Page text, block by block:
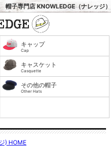
帽子専門店 KNOWLEDGE（ナレッジ）
キャップ
Cap
キャスケット
Casquette
その他の帽子
Other Hats
) HOME